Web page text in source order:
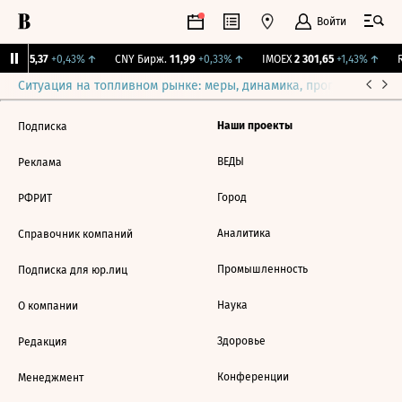
Войти
115,37 +0,43%↑ CNY Бирж. 11,99 +0,33%↑ IMOEX 2 301,65 +1,43%↑
Ситуация на топливном рынке: меры, динамика, прогнозы
Подписка
Реклама
РФРИТ
Справочник компаний
Подписка для юр.лиц
О компании
Редакция
Менеджмент
Наши проекты
ВЕДЫ
Город
Аналитика
Промышленность
Наука
Здоровье
Конференции